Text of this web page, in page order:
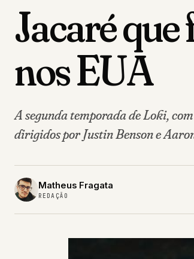
Jacaré
nos EUA
A segunda temporada de Loki,
dirigidos por Justin Benson e
Matheus Fragata
REDAÇÃO